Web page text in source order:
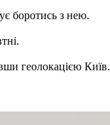
боротись з нею.
геолокацією Київ.